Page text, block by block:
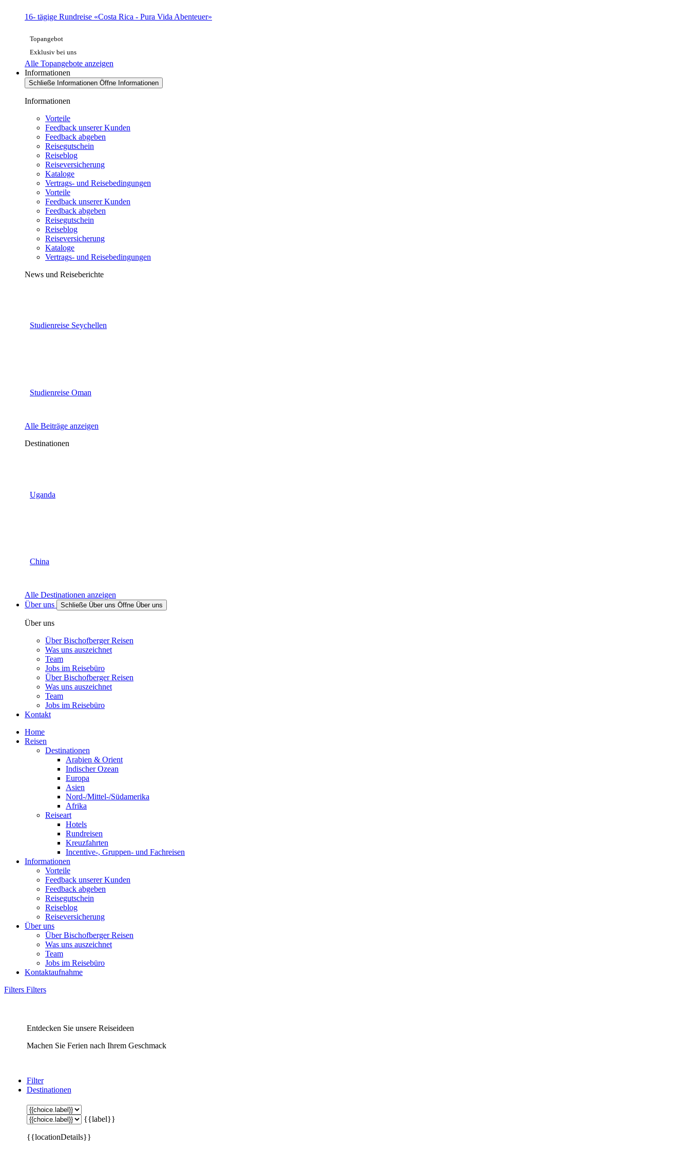
16- tägige Rundreise «Costa Rica - Pura Vida Abenteuer»
Topangebot
Exklusiv bei uns
Alle Topangebote anzeigen
Informationen
Schließe Informationen Öffne Informationen
Informationen
Vorteile
Feedback unserer Kunden
Feedback abgeben
Reisegutschein
Reiseblog
Reiseversicherung
Kataloge
Vertrags- und Reisebedingungen
Vorteile
Feedback unserer Kunden
Feedback abgeben
Reisegutschein
Reiseblog
Reiseversicherung
Kataloge
Vertrags- und Reisebedingungen
News und Reiseberichte
Studienreise Seychellen
Studienreise Oman
Alle Beiträge anzeigen
Destinationen
Uganda
China
Alle Destinationen anzeigen
Über uns
Schließe Über uns Öffne Über uns
Über uns
Über Bischofberger Reisen
Was uns auszeichnet
Team
Jobs im Reisebüro
Über Bischofberger Reisen
Was uns auszeichnet
Team
Jobs im Reisebüro
Kontakt
Home
Reisen
Destinationen
Arabien & Orient
Indischer Ozean
Europa
Asien
Nord-/Mittel-/Südamerika
Afrika
Reiseart
Hotels
Rundreisen
Kreuzfahrten
Incentive-, Gruppen- und Fachreisen
Informationen
Vorteile
Feedback unserer Kunden
Feedback abgeben
Reisegutschein
Reiseblog
Reiseversicherung
Über uns
Über Bischofberger Reisen
Was uns auszeichnet
Team
Jobs im Reisebüro
Kontaktaufnahme
Filters Filters
Entdecken Sie unsere Reiseideen
Machen Sie Ferien nach Ihrem Geschmack
Filter
Destinationen
{{label}}
{{locationDetails}}